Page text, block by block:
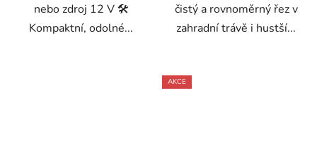
nebo zdroj 12 V 🛠️
Kompaktní, odolné...
čistý a rovnoměrný řez v
zahradní trávě i hustší...
AKCE